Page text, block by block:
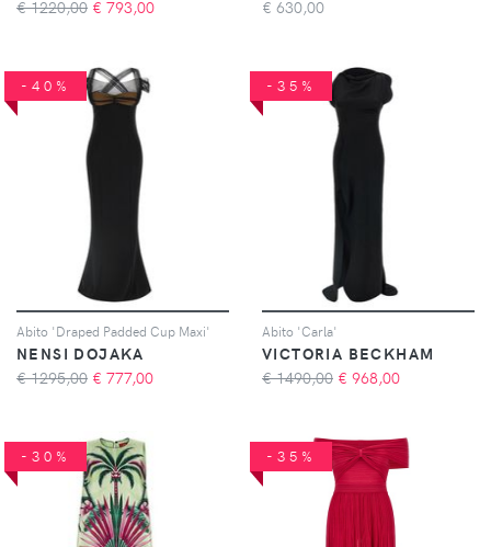
€ 1220,00 € 793,00
€ 630,00
-40%
Abito 'Draped Padded Cup Maxi'
NENSI DOJAKA
€ 1295,00 € 777,00
-35%
Abito 'Carla'
VICTORIA BECKHAM
€ 1490,00 € 968,00
-30% -35%